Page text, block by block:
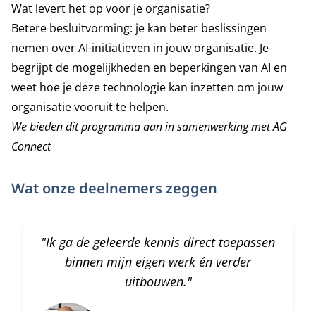
Wat levert het op voor je organisatie?
Betere besluitvorming: je kan beter beslissingen
nemen over AI-initiatieven in jouw organisatie. Je
begrijpt de mogelijkheden en beperkingen van AI en
weet hoe je deze technologie kan inzetten om jouw
organisatie vooruit te helpen.
We bieden dit programma aan in samenwerking metAG
Connect
Wat onze deelnemers zeggen
"Ik ga de geleerde kennis direct toepassen
binnen mijn eigen werk én verder
uitbouwen."